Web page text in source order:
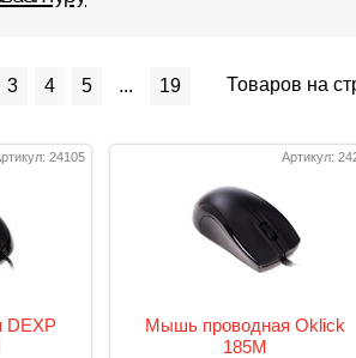
3 4 5 ... 19 Товаров на
24105
DEXP
Артикул:
Мышь проводная Oklick
185M